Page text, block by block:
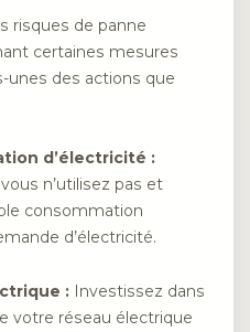
risques de panne
certaines mesures
unes des actions que
d’électricité :
n’utilisez pas et
consommation
d’électricité.
: Investissez dans
votre réseau électrique